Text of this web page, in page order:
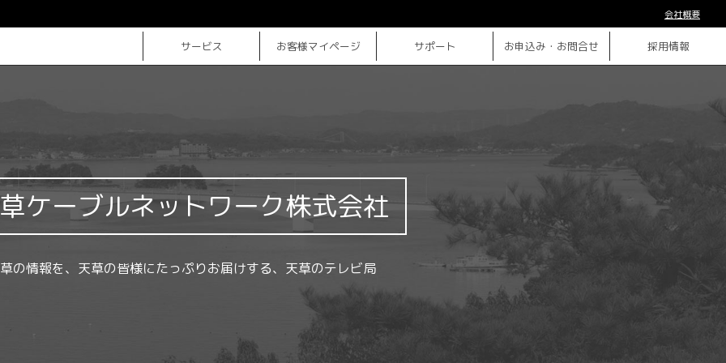
会社概要
サービス お客様マイページ サポート お申込み・お問合せ 採用情報
ケーブルネットワーク株式会社
の情報を、天草の皆様にたっぷりお届けする、天草のテレビ局